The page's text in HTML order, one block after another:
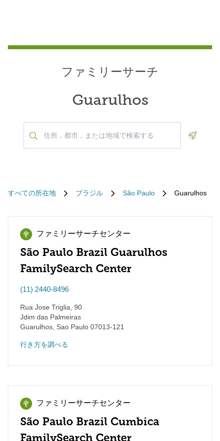
ファミリーサーチ
Guarulhos
すべての所在地 ブラジル São Paulo Guarulhos
ファミリーサーチセンター
São Paulo Brazil Guarulhos
FamilySearch Center
(11) 2440-8496
Rua Jose Triglia, 90
Jdim das Palmeiras
Guarulhos Sao Paulo 07013-121
行き方を調べる
ファミリーサーチセンター
São Paulo Brazil Cumbica
FamilySearch Center